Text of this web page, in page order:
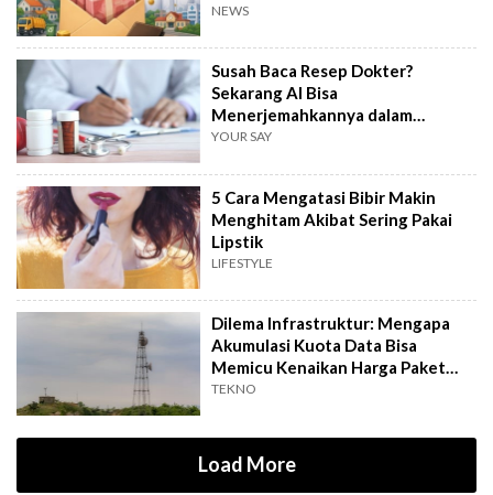
NEWS
Susah Baca Resep Dokter?
Sekarang AI Bisa
Menerjemahkannya dalam
Hitungkan Detik!
YOUR SAY
5 Cara Mengatasi Bibir Makin
Menghitam Akibat Sering Pakai
Lipstik
LIFESTYLE
Dilema Infrastruktur: Mengapa
Akumulasi Kuota Data Bisa
Memicu Kenaikan Harga Paket
Internet?
TEKNO
Load More